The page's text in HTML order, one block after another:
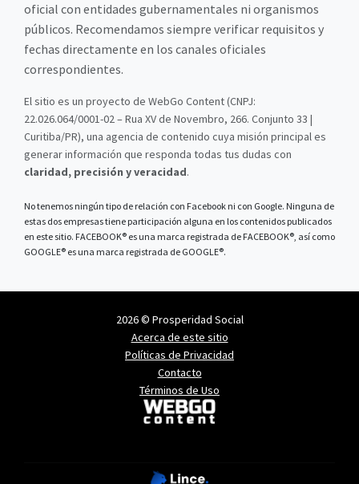
oficial con entidades gubernamentales ni organismos
públicos. Recomendamos siempre verificar requisitos y
fechas directamente en los canales oficiales
correspondientes.
El sitio es un proyecto de WebGo Content (CNPJ:
22.026.064/0001-02 – Rua XV de Novembro, 266. Conjunto 33 |
Curitiba/PR), una agencia de contenido cuya misión principal es
generar información que responda todas tus dudas con
claridad, precisión y veracidad.
No tenemos ningún tipo de relación con Facebook ni con Google. Ninguna de
estas dos empresas tiene participación alguna en los contenidos publicados
en este sitio. FACEBOOK® es una marca registrada de FACEBOOK®, así como
GOOGLE® es una marca registrada de GOOGLE®.
2026 © Prosperidad Social
Acerca de este sitio
Políticas de Privacidad
Contacto
Términos de Uso